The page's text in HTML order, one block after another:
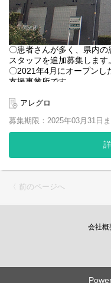
〇患者さんが多く、県内
スタッフを追加募集します。
〇2021年4月にオープンし
支援事業所です。
障害、精神遅滞、言語発達
ります。
〇希望により児童発達支
1179）やクリニックにご
る日を設定することも可能
アレグロ
募集期限：2025年03月31日
〈 前のページへ
会社概